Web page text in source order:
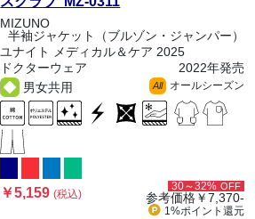
MIZUNO
半袖ジャケット（ブルゾン・ジャンパー）
ユナイト メディカル＆ケア 2025
ドクターウェア
2022年発売
男女共用
All オールシーズン
￥5,159(税込)
30～32% OFF
参考価格￥7,370-
1%ポイント 還元